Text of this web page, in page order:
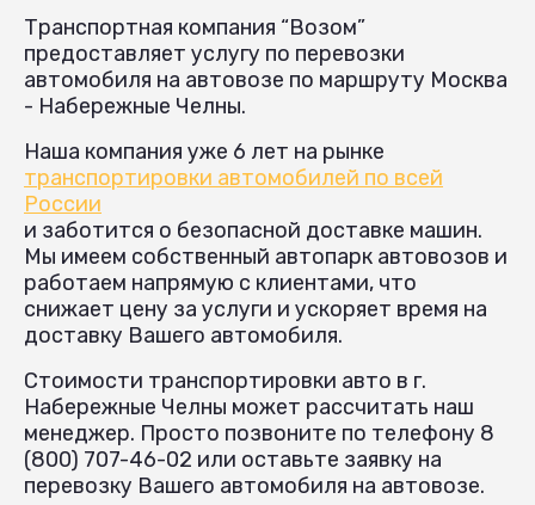
Транспортная компания “Возом”
предоставляет услугу по перевозки
автомобиля на автовозе по маршруту Москва
- Набережные Челны.
Наша компания уже 6 лет на рынке
транспортировки автомобилей по всей
России
и заботится о безопасной доставке машин.
Мы имеем собственный автопарк автовозов и
работаем напрямую с клиентами, что
снижает цену за услуги и ускоряет время на
доставку Вашего автомобиля.
Стоимости транспортировки авто в г.
Набережные Челны может рассчитать наш
менеджер. Просто позвоните по телефону 8
(800) 707-46-02 или оставьте заявку на
перевозку Вашего автомобиля на автовозе.